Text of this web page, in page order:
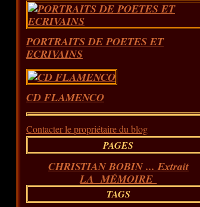
PORTRAITS DE POETES ET
ECRIVAINS
CD FLAMENCO
Contacter le propriétaire du blog
PAGES
CHRISTIAN BOBIN ... Extrait
LA MÉMOIRE
TAGS